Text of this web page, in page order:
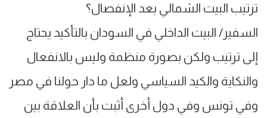
ترتيب البيت الشمالي بعد الإنفصال؟
السفير/ البيت الداخلي في السودان بالتأكيد يحتاج
إلى ترتيب ولكن بصورة منظمة وليس بالانفعال
والنكاية والكيد السياسي ولعل ما دار حولنا في مصر
وفي تونس وفي دول أخرى أثبت بأن العلاقة بين